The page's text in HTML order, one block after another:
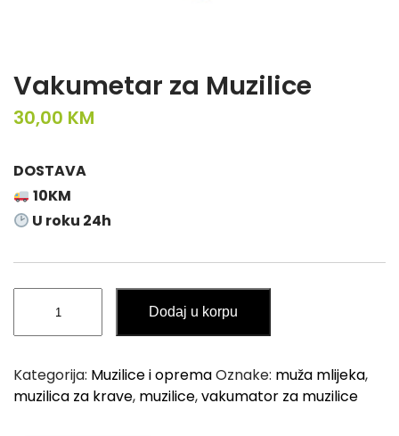
Vakumetar za Muzilice
30,00 KM
DOSTAVA
10KM
U roku 24h
Muzilice
Dodaj u korpu
Kategorija: Muzilice i opremaOznake: muža mlijeka,
muzilica za krave, muzilice,vakumator za muzilice